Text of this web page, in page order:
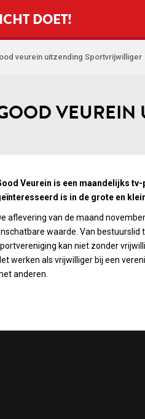
DOET!
veurein uitzending Sportvrijwilliger
VEUREIN
Veurein is een maandelijks
is in de grote en
aflevering van de maand
waarde. Van
kan niet zonder
werken als vrijwilliger bij een
anderen.